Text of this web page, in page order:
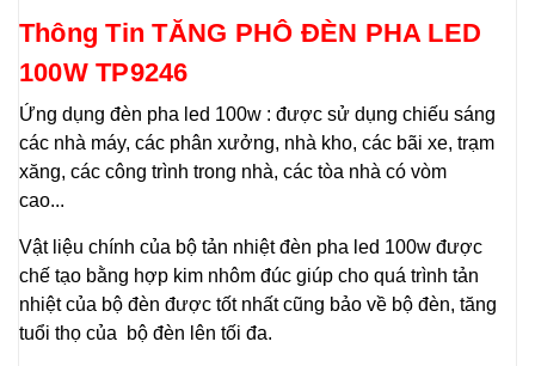
Thông Tin TĂNG PHÔ ĐÈN PHA LED
100W TP9246
Ứng dụng đèn pha led 100w : được sử dụng chiếu sáng
các nhà máy, các phân xưởng, nhà kho, các bãi xe, trạm
xăng, các công trình trong nhà, các tòa nhà có vòm
cao...
Vật liệu chính của bộ tản nhiệt đèn pha led 100w được
chế tạo bằng hợp kim nhôm đúc giúp cho quá trình tản
nhiệt của bộ đèn được tốt nhất cũng bảo về bộ đèn, tăng
tuổi thọ của bộ đèn lên tối đa.